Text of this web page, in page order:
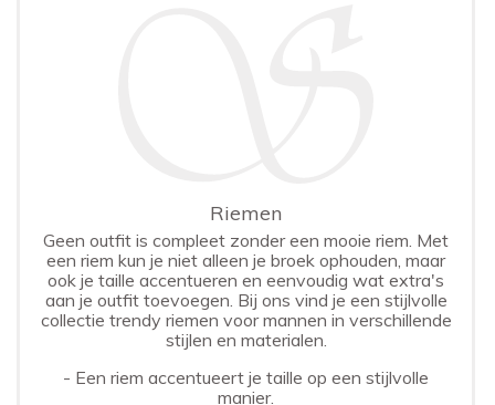
Riemen
Geen outfit is compleet zonder een mooie riem. Met
een riem kun je niet alleen je broek ophouden, maar
ook je taille accentueren en eenvoudig wat extra's
aan je outfit toevoegen. Bij ons vind je een stijlvolle
collectie trendy riemen voor mannen in verschillende
stijlen en materialen.
- Een riem accentueert je taille op een stijlvolle
manier.